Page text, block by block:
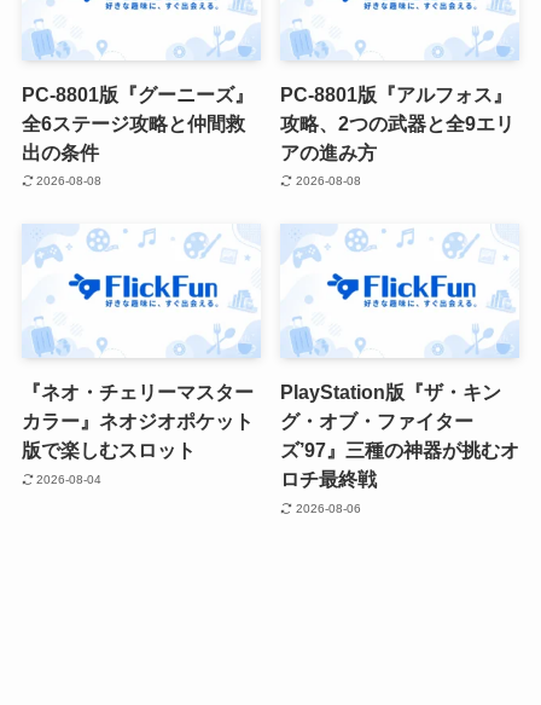
PC-8801版『グーニーズ』
全6ステージ攻略と仲間救
出の条件
2026-08-08
PC-8801版『アルフォス』
攻略、2つの武器と全9エリ
アの進み方
2026-08-08
『ネオ・チェリーマスター
カラー』ネオジオポケット
版で楽しむスロット
2026-08-04
PlayStation版『ザ・キン
グ・オブ・ファイター
ズ’97』三種の神器が挑むオ
ロチ最終戦
2026-08-06